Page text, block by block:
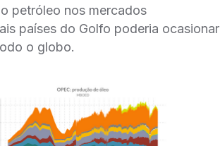
petróleo nos mercados
países do Golfo poderia ocasionar
o globo.